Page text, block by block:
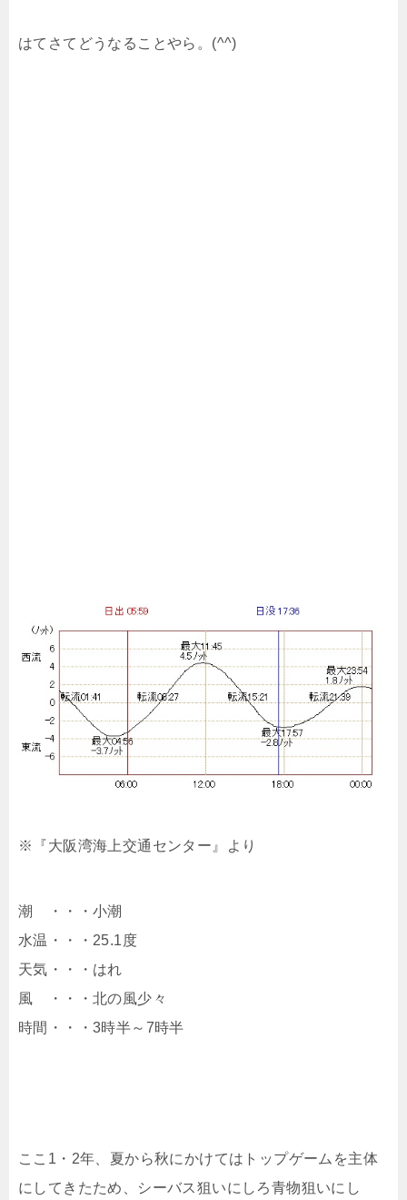
はてさてどうなることやら。(^^)
※『大阪湾海上交通センター』より
潮 ・・・小潮
水温・・・25.1度
天気・・・はれ
風 ・・・北の風少々
時間・・・3時半～7時半
ここ1・2年、夏から秋にかけてはトップゲームを主体
にしてきたため、シーバス狙いにしろ青物狙いにし